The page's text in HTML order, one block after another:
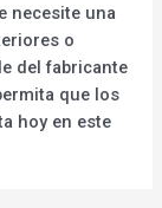
necesite una
o
del fabricante
que los
hoy en este